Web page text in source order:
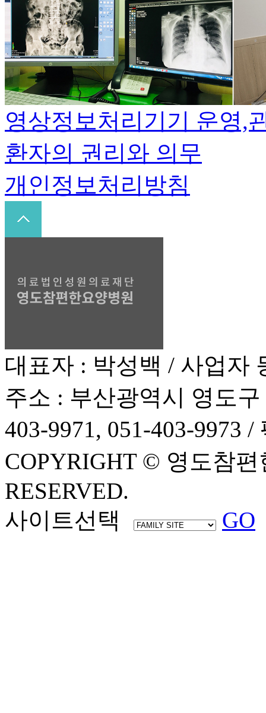
영상정보처리기기 운영,
환자의 권리와 의무
개인정보처리방침
대표자 : 박성백 / 사업자
주소 : 부산광역시 영도
403-9971, 051-403-9973
COPYRIGHT © 영도참
RESERVED.
사이트선택
GO